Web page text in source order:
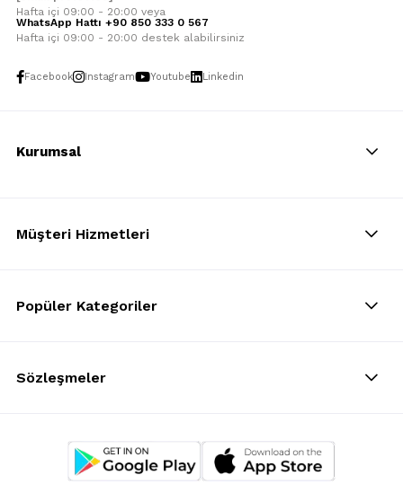
Hafta içi 09:00 - 20:00 veya
WhatsApp Hattı +90 850 333 0 567
Hafta içi 09:00 - 20:00 destek alabilirsiniz
Facebook Instagram Youtube Linkedin
Kurumsal
Müşteri Hizmetleri
Popüler Kategoriler
Sözleşmeler